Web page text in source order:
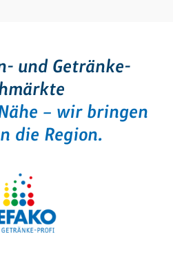
und Getränke-
– wir bringen
die Region.